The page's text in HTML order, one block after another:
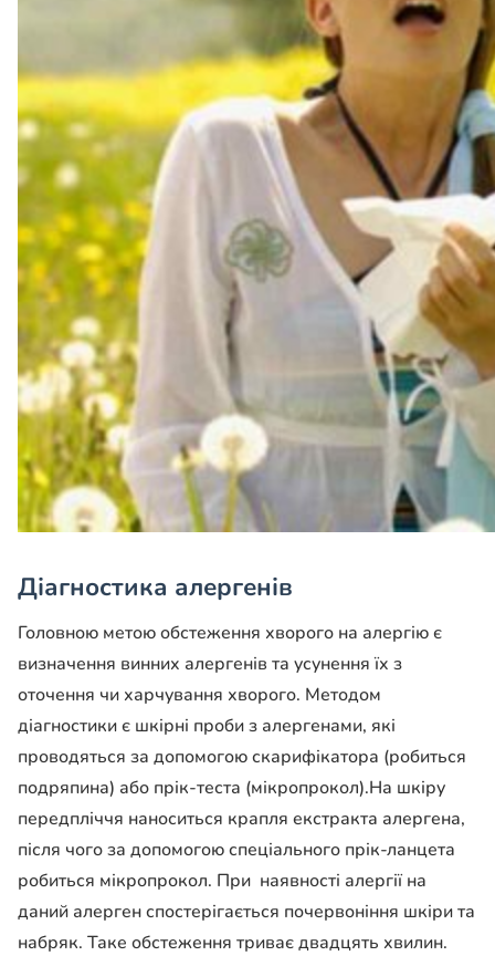
Діагностика алергенів
Головною метою обстеження хворого на алергію є
визначення винних алергенів та усунення їх з
оточення чи харчування хворого. Методом
діагностики є шкірні проби з алергенами, які
проводяться за допомогою скарифікатора (робиться
подряпина) або прік-теста (мікропрокол).На шкіру
передпліччя наноситься крапля екстракта алергена,
після чого за допомогою спеціального прік-ланцета
робиться мікропрокол. При наявності алергії на
даний алерген спостерігається почервоніння шкіри та
набряк. Таке обстеження триває двадцять хвилин.